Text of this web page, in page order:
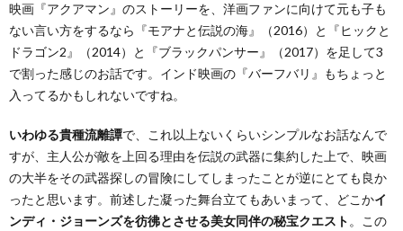
映画『アクアマン』のストーリーを、洋画ファンに向けて元も子も
ない言い方をするなら『モアナと伝説の海』（2016）と『ヒックと
ドラゴン2』（2014）と『ブラックパンサー』（2017）を足して3
で割った感じのお話です。インド映画の『バーフバリ』もちょっと
入ってるかもしれないですね。
いわゆる貴種流離譚で、これ以上ないくらいシンプルなお話なんで
すが、主人公が敵を上回る理由を伝説の武器に集約した上で、映画
の大半をその武器探しの冒険にしてしまったことが逆にとても良か
ったと思います。前述した凝った舞台立てもあいまって、どこかイ
ンディ・ジョーンズを彷彿とさせる美女同伴の秘宝クエスト 。この